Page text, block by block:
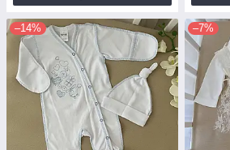
–14% –7%